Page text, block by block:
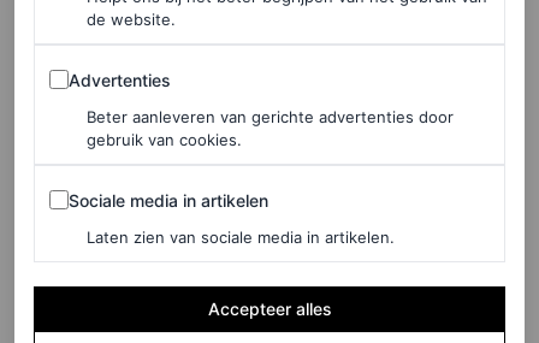
A post shared by The Oblist (@theoblist)
de website.
Advertenties
Advertenties
Beter aanleveren van gerichte advertenties door
gebruik van cookies.
Sociale media in artikelen
Sociale media in artikelen
Laten zien van sociale media in artikelen.
Accepteer alles